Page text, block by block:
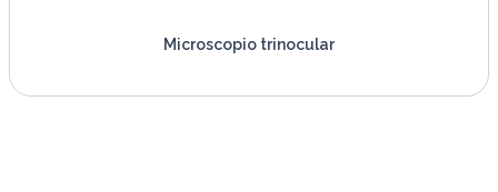
Microscopio trinocular